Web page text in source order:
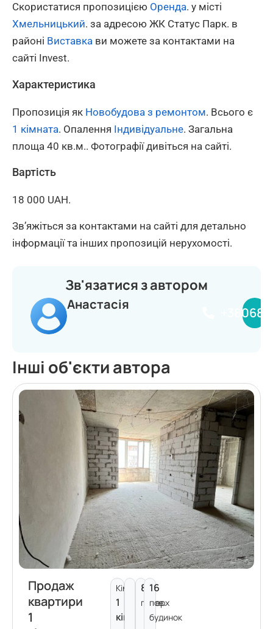
Скористатися пропозицією Оренда. у місті
Хмельницький. за адресою ЖК Статус Парк. в
районі Виставка ви можете за контактами на
сайті Invest.
Характеристика
Пропозиція як Новобудова з ремонтом. Всього є
1 кімната. Опалення Індивідуальне. Загальна
площа 40 кв.м.. Фотографії дивіться на сайті.
Вартість
18 000 UAH.
Зв’яжіться за контактами на сайті для детально
інформації та інших пропозицій нерухомості.
Зв'язатися з автором
Анастасія
Інші об'єкти автора
Продаж
квартири
1
Кімнат:
1
кімната
8
поверх
16
пов.
будинок